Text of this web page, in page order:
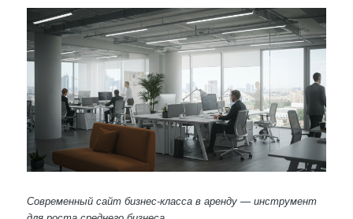
Современный сайт бизнес-класса в аренду — инструмент